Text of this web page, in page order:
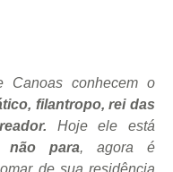
Canoas conhecem o
filantropo, rei das
Hoje ele está
não para, agora é